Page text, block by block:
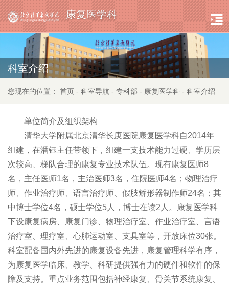
康复医学科
科室介绍
您现在的位置： 首页 - 科室导航 - 专科部 - 康复医学科 - 科室介绍
单位简介及组织架构
清华大学附属北京清华长庚医院康复医学科自2014年
组建，在潘钰主任带领下，组建一支技术能力过硬、学历层
次较高、梯队合理的康复专业技术队伍。现有康复医师8
名，主任医师1名，主治医师3名，住院医师4名；物理治疗
师、作业治疗师、语言治疗师、假肢矫形器制作师24名；其
中博士学位4名，硕士学位5人，博士在读2人。康复医学科
下设康复病房、康复门诊、物理治疗室、作业治疗室、言语
治疗室、理疗室、心肺运动室、支具室等，开放床位30张。
科室配备国内外先进的康复设备先进，康复管理科学有序，
为康复医学临床、教学、科研提供强有力的硬件和软件的保
障及支持。重点业务范围包括神经康复、骨关节系统康复、